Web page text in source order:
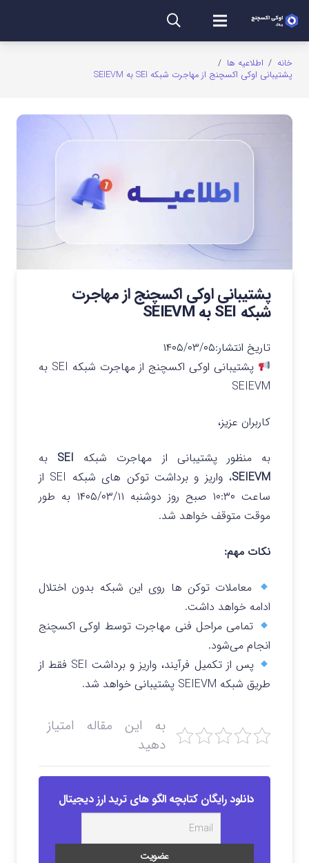
خانه / اطلاعیه ها /
پشتیبانی اوکی اکسچنج از مهاجرت شبکه SEI به SEIEVM
پشتیبانی اوکی اکسچنج از مهاجرت
شبکه SEI به SEIEVM
تاریخ انتشار:۱۴۰۵/۰۳/۰۵
پشتیبانی اوکی اکسچنج از مهاجرت شبکه SEI به
SEIEVM
کاربران عزیز،
به منظور پشتیبانی از مهاجرت شبکه SEI به
SEIEVM
، واریز و برداشت توکن های شبکه SEI از
ساعت ۱۰:۳۰ صبح روز دوشنبه ۱۴۰۵/۰۳/۱۱ به طور
موقت متوقف خواهد شد.
نکات مهم:
معاملات توکن ها روی این شبکه بدون اختلال
ادامه خواهد داشت.
تمامی مراحل فنی مهاجرت توسط اوکی اکسچنج
انجام می‌شود.
پس از تکمیل فرآیند، واریز و برداشت SEI فقط از
طریق شبکه SEIEVM پشتیبانی خواهد شد.
به این مقاله امتیاز
دهید
دانلود رایگان کتابچه الگو های ترید ارز دیجیتال